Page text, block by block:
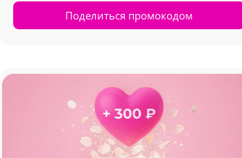
Поделиться промокодом